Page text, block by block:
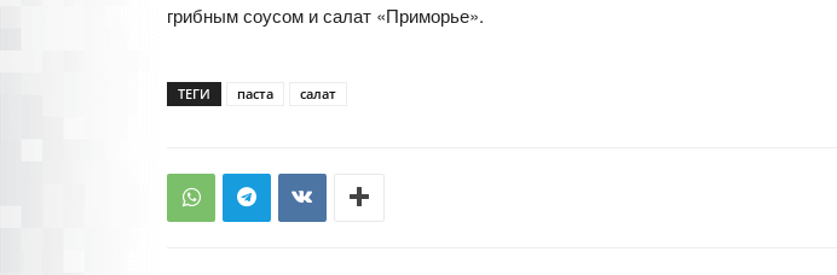
грибным соусом и салат «Приморье».
ТЕГИ паста салат